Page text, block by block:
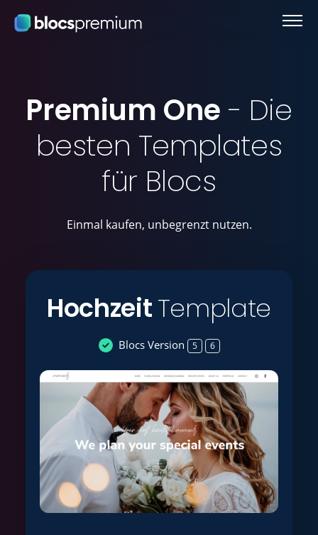
Premium One - Die
besten Templates
für Blocs
Einmal kaufen, unbegrenzt nutzen.
HochzeitTemplate
Blocs Version 5 6